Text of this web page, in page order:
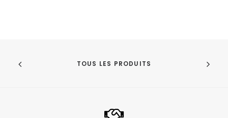
TOUS LES PRODUITS